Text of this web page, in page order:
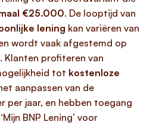
€25.000. De looptijd van
lening kan variëren van
wordt vaak afgestemd op
Klanten profiteren van
tot kostenloze
aanpassen van de
per jaar, en hebben toegang
BNP Lening’ voor